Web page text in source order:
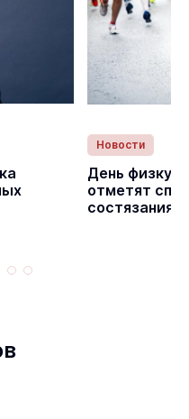
Новости
День
отметят